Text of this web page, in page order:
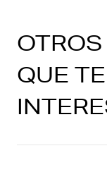
QUE